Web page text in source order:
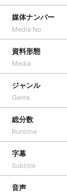
媒体ナンバー
Media No
資料形態
Media
ジャンル
Genre
総分数
Runtime
字幕
Subtitle
音声